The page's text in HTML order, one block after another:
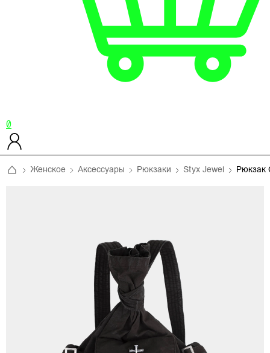
0
Женское Аксессуары Рюкзаки Styx Jewel Рюкзак